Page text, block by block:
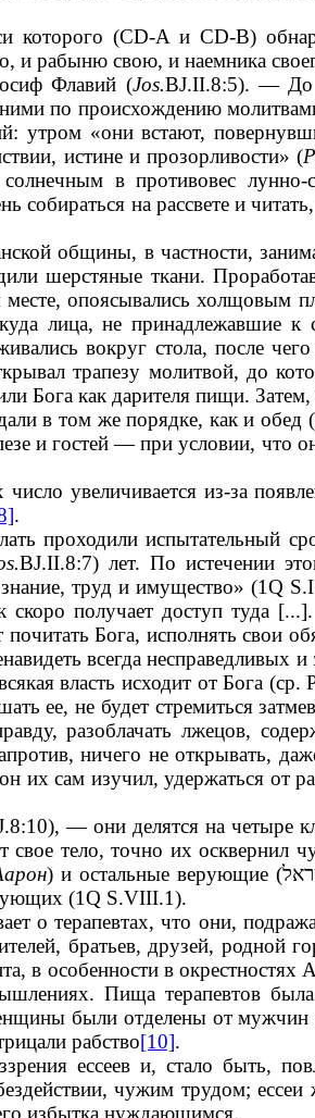
которого (CD-A и CD-B)
и рабыню свою, и наемника
Флавий (Jos.BJ.II.8:5). — До
по происхождению
утром «они встают,
истине и прозорливости» (
в противовес лунно-
собираться на рассвете и
общины, в частности,
шерстяные ткани.
опоясывались холщовым
лица, не принадлежавшие
вокруг стола, после
трапезу молитвой, до
Бога как дарителя пищи.
в том же порядке, как и обед (
и гостей — при условии, что
увеличивается из-за
.
проходили испытательный
BJ.II.8:7) лет. По истечении
труд и имущество»
скоро получает доступ туда
Бога, исполнять
всегда несправедливых
власть исходит от Бога
ее, не будет стремиться
разоблачать лжецов,
ничего не открывать,
их сам изучил, удержаться от
— они делятся на четыре
тело, точно их осквернил
) и остальные верующие (
(1Q S.VIII.1).
о терапевтах, что они,
братьев, друзей, родной
особенности в окрестностях
Пища терапевтов
были отделены от
рабство[10].
ессеев и, стало быть,
чужим трудом; ессеи
избытка нуждающимся.